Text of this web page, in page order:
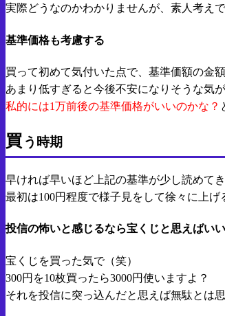
実際どうなのかわかりませんが、素人考え
基準価格も考慮する
買って初めて気付いた点で、基準価額の金
あまり低すぎると今後不安になりそうな気
私的には1万前後の基準価格がいいのかな？
買 う時期
早ければ早いほど上記の基準が少し読めてき
最初は100円程度で様子見をして徐々に上
投信の怖いと感じるなら宝くじと思えばい
宝くじを買った気で（笑）
300円を10枚買ったら3000円使いますよ？
それを投信に突っ込んだと思えば無駄とは